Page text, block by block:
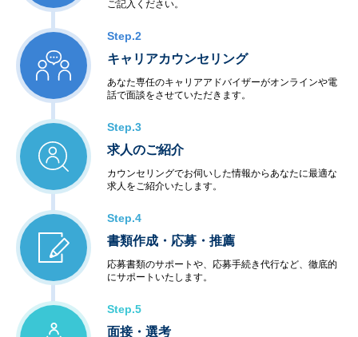
ご記入ください。
Step.2
キャリアカウンセリング
あなた専任のキャリアアドバイザーがオンラインや電
話で面談をさせていただきます。
Step.3
求人のご紹介
カウンセリングでお伺いした情報からあなたに最適な
求人をご紹介いたします。
Step.4
書類作成・応募・推薦
応募書類のサポートや、応募手続き代行など、徹底的
にサポートいたします。
Step.5
面接・選考